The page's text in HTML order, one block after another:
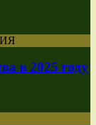
в 2025 году